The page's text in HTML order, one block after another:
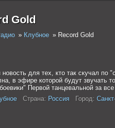
Gold
Клубное Record Gold
для тех, кто так скучал по
в эфире которой будут звучать
Первой танцевальной за
Страна: Россия Город: